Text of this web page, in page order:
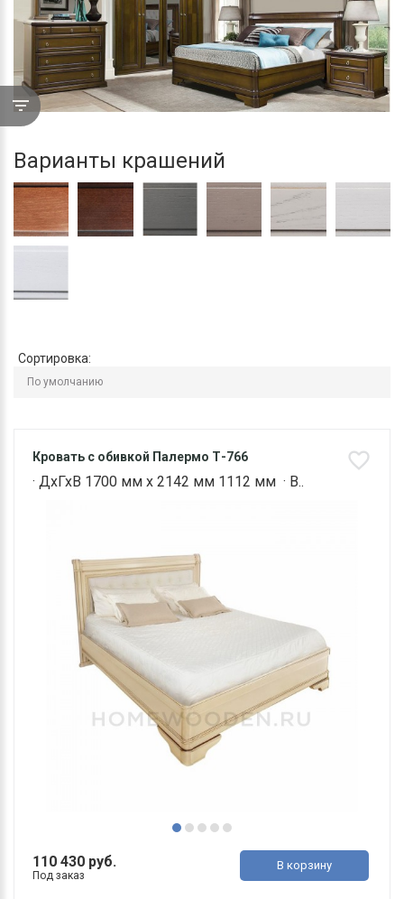
Варианты крашений
Сортировка:
Кровать с обивкой Палермо Т-766
· ДхГхВ 1700 мм х 2142 мм 1112 мм · В..
110 430 руб.
Под заказ
В корзину